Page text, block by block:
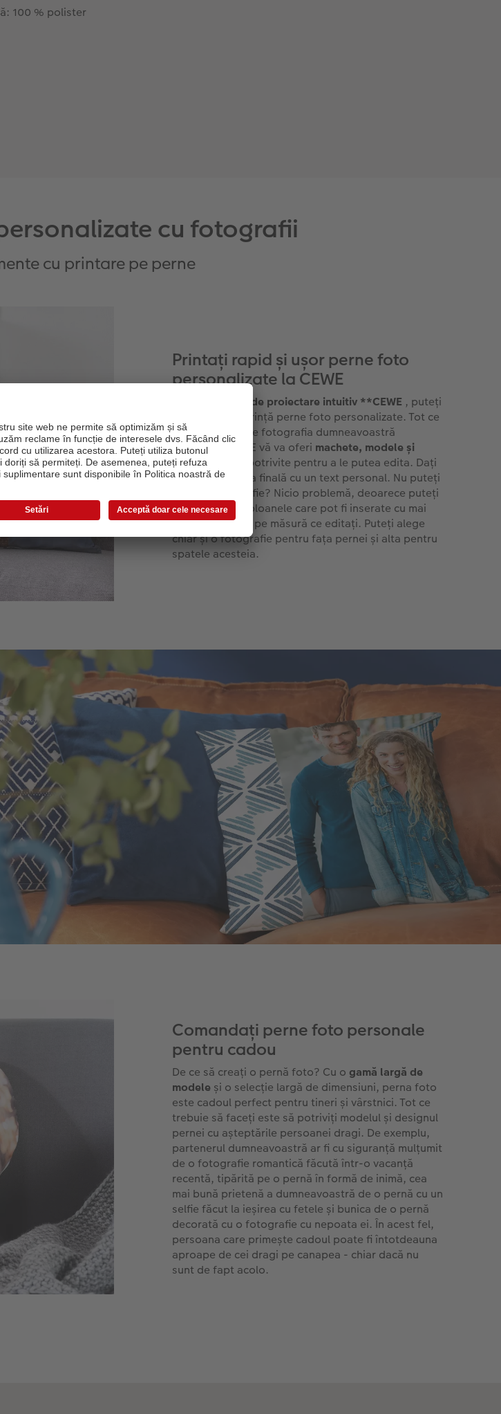
100 % polister
cu fotografii
cu printare pe perne
Printați rapid și ușor perne foto
personalizate la CEWE
software-ul de proiectare intuitiv **CEWE , puteți
proiecta cu ușurință perne foto personalizate. Tot ce
aveți nevoie este fotografia dumneavoastră
preferată. CEWE vă va oferi machete, modele și
imagini clipart
potrivite pentru a le putea edita. Dați
pernei atingerea finală cu un text personal. Nu puteți
alege o fotografie? Nicio problemă, deoarece puteți
alege dintre șabloanele care pot fi inserate cu mai
multe fotografii pe măsură ce editați. Puteți alege
chiar și o fotografie pentru fața pernei și alta pentru
spatele acesteia.
Comandați perne foto personale
pentru cadou
De ce să creați o pernă foto? Cu o gamă largă de
modele și o selecție largă de dimensiuni, perna foto
este cadoul perfect pentru tineri și vârstnici. Tot ce
trebuie să faceți este să potriviți modelul și designul
pernei cu așteptările persoanei dragi. De exemplu,
partenerul dumneavoastră ar fi cu siguranță mulțumit
de o fotografie romantică făcută într-o vacanță
recentă, tipărită pe o pernă în formă de inimă, cea
mai bună prietenă a dumneavoastră de o pernă cu un
selfie făcut la ieșirea cu fetele și bunica de o pernă
decorată cu o fotografie cu nepoata ei. În acest fel,
persoana care primește cadoul poate fi întotdeauna
aproape de cei dragi pe canapea - chiar dacă nu
sunt de fapt acolo.